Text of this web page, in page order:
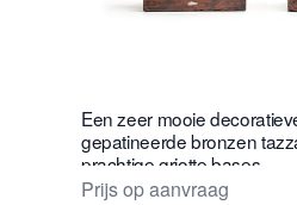
Een zeer mooie
gepatineerde bronzen
prachtige griotte bases
Prijs op aanvraag